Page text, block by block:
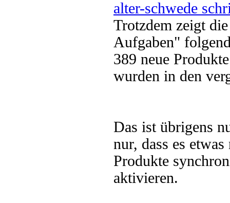
alter-schwede
Trotzdem zeigt
Aufgaben"
389 neue
wurden in den
Das ist übrigens
nur, dass es
Produkte
aktivieren.